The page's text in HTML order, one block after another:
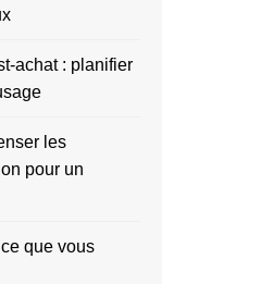
achat : planifier
les
pour un
que vous